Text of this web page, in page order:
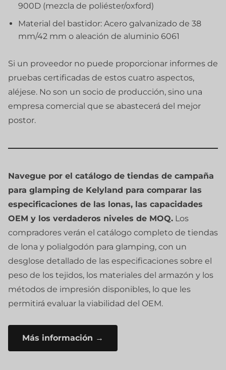
900D (mezcla de poliéster/oxford)
Material del bastidor: Acero galvanizado de 38
mm/42 mm o aleación de aluminio 6061
Si un proveedor no puede proporcionar informes de
pruebas certificadas de estos cuatro aspectos,
aléjese. No son un socio de producción, sino una
empresa comercial que se abastecerá del mejor
postor.
Navegue por el catálogo de tiendas de campaña
para glamping de Kelyland para comparar las
especificaciones de las lonas, las capacidades
OEM y los verdaderos niveles de MOQ. Los
compradores verán el catálogo completo de tiendas
de lona y polialgodón para glamping, con un
desglose detallado de las especificaciones sobre el
peso de los tejidos, los materiales del armazón y los
métodos de impresión disponibles, lo que les
permitirá evaluar la viabilidad del OEM.
Más información →